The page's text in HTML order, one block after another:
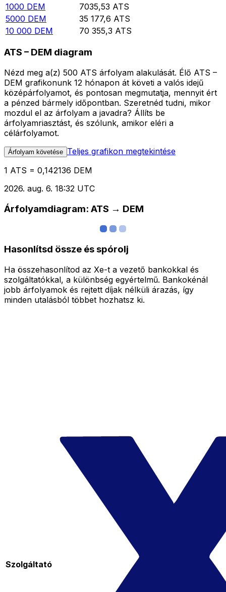
1000 DEM 7035,53 ATS
5000 DEM 35 177,6 ATS
10 000 DEM 70 355,3 ATS
ATS – DEM diagram
Nézd meg a(z) 500 ATS árfolyam alakulását. Élő ATS –
DEM grafikonunk 12 hónapon át követi a valós idejű
középárfolyamot, és pontosan megmutatja, mennyit ért
a pénzed bármely időpontban. Szeretnéd tudni, mikor
mozdul el az árfolyam a javadra? Állíts be
árfolyamriasztást, és szólunk, amikor eléri a
célárfolyamot.
Árfolyam követése Teljes grafikon megtekintése
1 ATS = 0,142136 DEM
2026. aug. 6. 18:32 UTC
Árfolyamdiagram: ATS → DEM
Hasonlítsd össze és spórolj
Ha összehasonlítod az Xe-t a vezető bankokkal és
szolgáltatókkal, a különbség egyértelmű. Bankokénál
jobb árfolyamok és rejtett díjak nélküli árazás, így
minden utalásból többet hozhatsz ki.
Szolgáltató